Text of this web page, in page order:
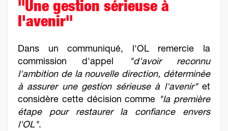
"Une gestion sérieuse à
l'avenir"
Dans un communiqué, l'OL remercie la
commission d'appel
"d'avoir reconnu
l'ambition de la nouvelle direction, déterminée
à assurer une gestion sérieuse à l'avenir"et
considère cette décision comme
"la première
étape pour restaurer la confiance envers
l'OL".